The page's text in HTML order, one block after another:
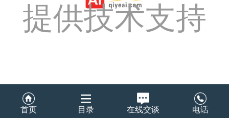
提供技术支持
首页 目录 在线交谈 电话